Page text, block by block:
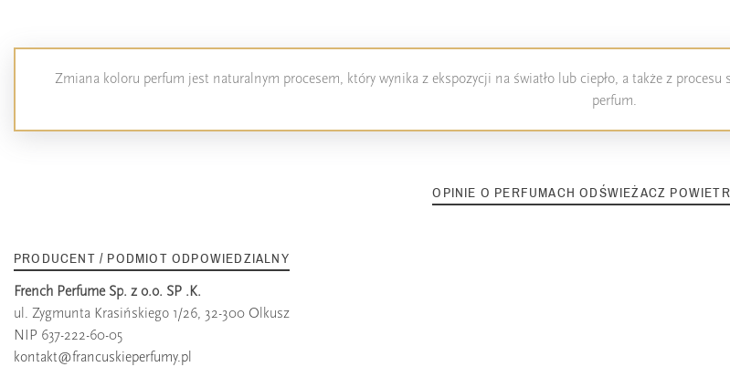
Zmiana koloru perfum jest naturalnym procesem, który wynika z ekspozycji na światło lub ciepło, a także z
perfum.
OPINIE O PERFUMACH ODŚWIEŻACZ
PRODUCENT / PODMIOT ODPOWIEDZIALNY
French Perfume Sp. z o.o. SP .K.
ul. Zygmunta Krasińskiego 1/26, 32-300 Olkusz
NIP 637-222-60-05
kontakt@francuskieperfumy.pl